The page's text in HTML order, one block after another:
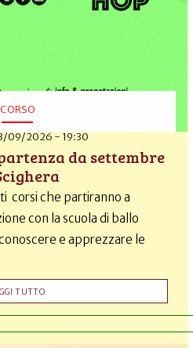
CORSO
09/2026 - 19:30
da settembre
corsi che partiranno a
con la scuola di ballo
e apprezzare le
TUTTO